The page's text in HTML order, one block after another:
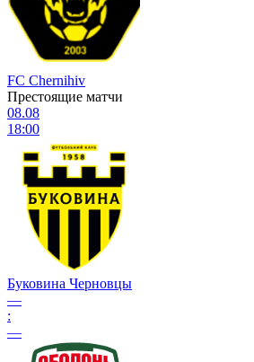
FC Chernihiv
Престоящие матчи
08.08
18:00
Буковина Черновцы
—
:
—